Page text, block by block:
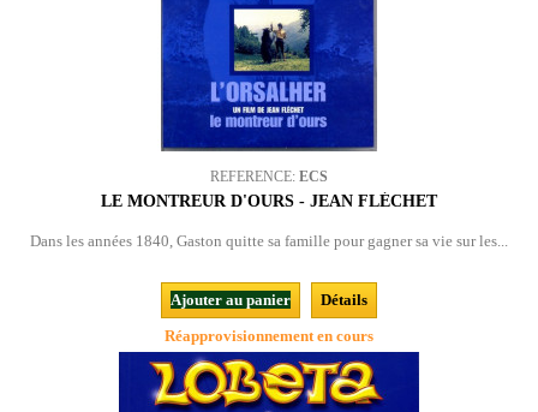
REFERENCE: ECS
LE MONTREUR D'OURS - JEAN FLÉCHET
Dans les années 1840, Gaston quitte sa famille pour gagner sa vie sur les...
Ajouter au panier
Détails
Réapprovisionnement en cours